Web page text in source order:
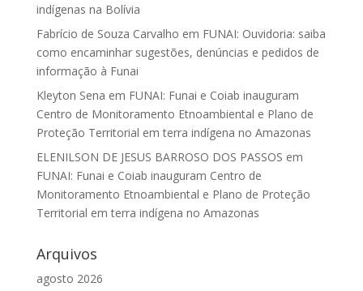
indígenas na Bolívia
Fabrício de Souza Carvalho em FUNAI: Ouvidoria: saiba
como encaminhar sugestões, denúncias e pedidos de
informação à Funai
Kleyton Sena em FUNAI: Funai e Coiab inauguram
Centro de Monitoramento Etnoambiental e Plano de
Proteção Territorial em terra indígena no Amazonas
ELENILSON DE JESUS BARROSO DOS PASSOS em
FUNAI: Funai e Coiab inauguram Centro de
Monitoramento Etnoambiental e Plano de Proteção
Territorial em terra indígena no Amazonas
Arquivos
agosto 2026